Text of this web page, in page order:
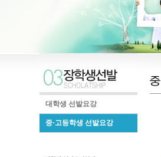
대학생 선발요강
중·고등학생 선발요강